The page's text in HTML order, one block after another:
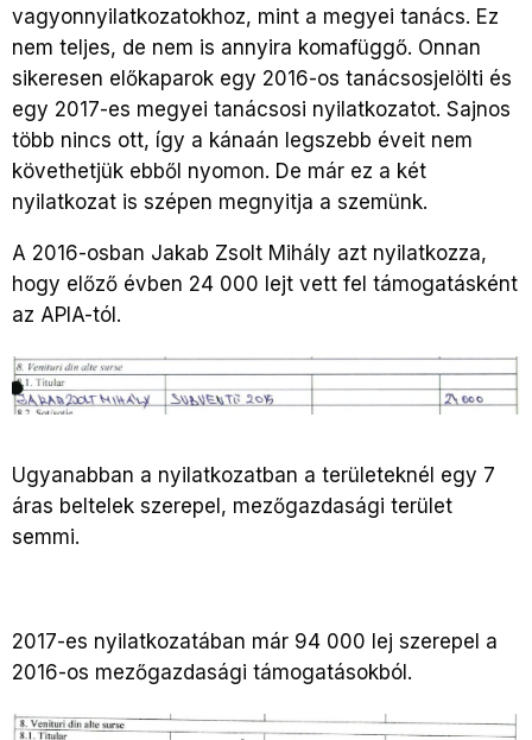
vagyonnyilatkozatokhoz, mint a megyei tanács. Ez
nem teljes, de nem is annyira komafüggő. Onnan
sikeresen előkaparok egy 2016-os tanácsosjelölti és
egy 2017-es megyei tanácsosi nyilatkozatot. Sajnos
több nincs ott, így a kánaán legszebb éveit nem
követhetjük ebből nyomon. De már ez a két
nyilatkozat is szépen megnyitja a szemünk.
A 2016-osban Jakab Zsolt Mihály azt nyilatkozza,
hogy előző évben 24 000 lejt vett fel támogatásként
az APIA-tól.
Ugyanabban a nyilatkozatban a területeknél egy 7
áras beltelek szerepel, mezőgazdasági terület
semmi.
2017-es nyilatkozatában már 94 000 lej szerepel a
2016-os mezőgazdasági támogatásokból.